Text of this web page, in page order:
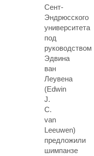
Сент-
Эндрюсского
университета
под
руководством
Эдвина
ван
Леувена
(Edwin
J.
C.
van
Leeuwen)
предложили
шимпанзе